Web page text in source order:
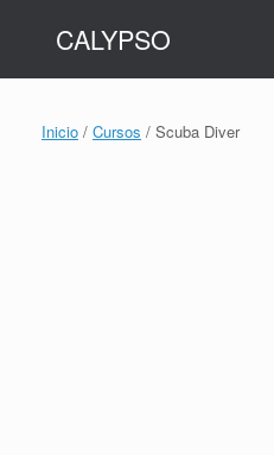
contenidoCALYPSO
Inicio / Cursos / Scuba Diver